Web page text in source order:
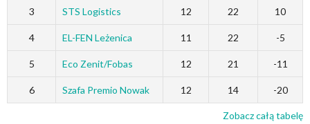
3 STS Logistics 12 22 10
4 EL-FEN Leżenica 11 22 -5
5 Eco Zenit/Fobas 12 21 -11
6 Szafa Premio Nowak 12 14 -20
Zobacz całą tabelę